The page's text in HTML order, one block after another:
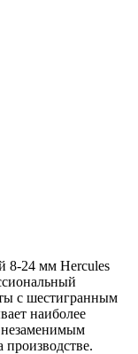
8-24 мм Hercules
с шестигранным
наиболее
незаменимым